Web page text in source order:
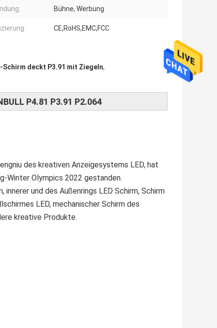
Bühne, Werbung
CE,RoHS,EMC,FCC
Schirm deckt P3.91 mit Ziegeln,
P4.81 P3.91 P2.064
des kreativen Anzeigesystems LED, hat
Winter Olympics 2022 gestanden.
innerer und des Außenrings LED Schirm, Schirm
LED, mechanischer Schirm des
kreative Produkte.